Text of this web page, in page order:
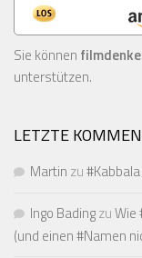
Sie können
unterstützen.
LETZTE
Martin zu
Ingo BadingzuWie
(und einen #Namen